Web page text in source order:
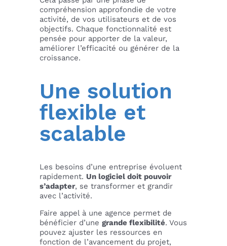
compréhension approfondie de votre
activité, de vos utilisateurs et de vos
objectifs. Chaque fonctionnalité est
pensée pour apporter de la valeur,
améliorer l’efficacité ou générer de la
croissance.
Une solution
flexible et
scalable
Les besoins d’une entreprise évoluent
rapidement. Un logiciel doit pouvoir
s’adapter, se transformer et grandir
avec l’activité.
Faire appel à une agence permet de
bénéficier d’une grande flexibilité. Vous
pouvez ajuster les ressources en
fonction de l’avancement du projet,